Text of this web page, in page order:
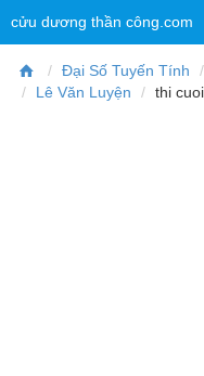
cửu dương thần công.com
Đại Số Tuyến Tính
Lê Văn Luyện
thi